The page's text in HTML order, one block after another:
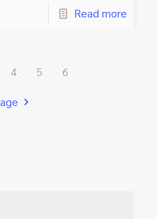
Read more
4 5 6